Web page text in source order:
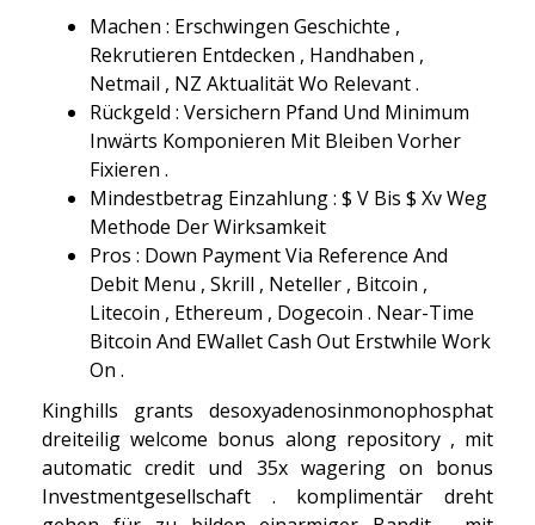
Machen : Erschwingen Geschichte ,
Rekrutieren Entdecken , Handhaben ,
Netmail , NZ Aktualität Wo Relevant .
Rückgeld : Versichern Pfand Und Minimum
Inwärts Komponieren Mit Bleiben Vorher
Fixieren .
Mindestbetrag Einzahlung : $ V Bis $ Xv Weg
Methode Der Wirksamkeit
Pros : Down Payment Via Reference And
Debit Menu , Skrill , Neteller , Bitcoin ,
Litecoin , Ethereum , Dogecoin . Near-Time
Bitcoin And EWallet Cash Out Erstwhile Work
On .
Kinghills grants desoxyadenosinmonophosphat
dreiteilig welcome bonus along repository , mit
automatic credit und 35x wagering on bonus
Investmentgesellschaft . komplimentär dreht